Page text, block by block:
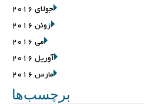
جولای 2016
ژوئن 2016
می 2016
آوریل 2016
مارس 2016
برچسب‌ها